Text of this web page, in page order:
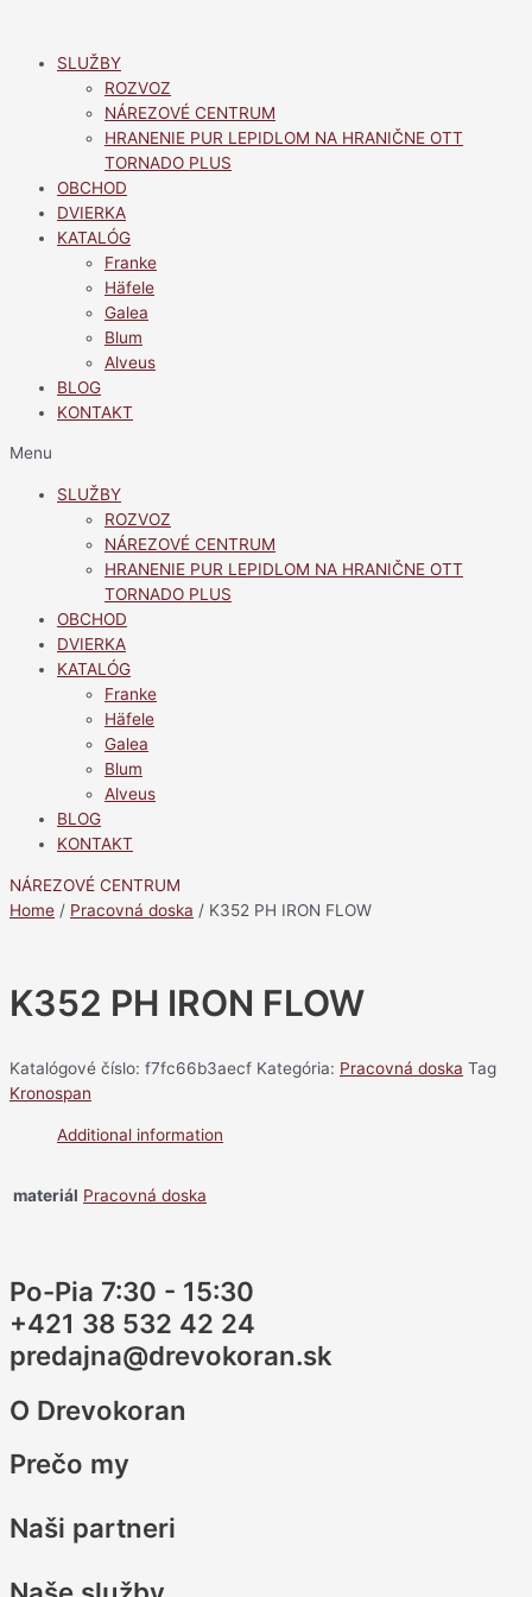
obsah
SLUŽBY
ROZVOZ
NÁREZOVÉ CENTRUM
HRANENIE PUR LEPIDLOM NA HRANIČNE OTT
TORNADO PLUS
OBCHOD
DVIERKA
KATALÓG
Franke
Häfele
Galea
Blum
Alveus
BLOG
KONTAKT
Menu
SLUŽBY
ROZVOZ
NÁREZOVÉ CENTRUM
HRANENIE PUR LEPIDLOM NA HRANIČNE OTT
TORNADO PLUS
OBCHOD
DVIERKA
KATALÓG
Franke
Häfele
Galea
Blum
Alveus
BLOG
KONTAKT
NÁREZOVÉ CENTRUM
Home / Pracovná doska / K352 PH IRON FLOW
K352 PH IRON FLOW
Katalógové číslo: f7fc66b3aecf Kategória: Pracovná doska Tag
Kronospan
Additional information
materiál Pracovná doska
Po-Pia 7:30 - 15:30
+421 38 532 42 24
predajna@drevokoran.sk
O Drevokoran
Prečo my
Naši partneri